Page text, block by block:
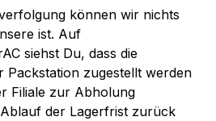
können wir nichts
ist. Auf
siehst Du, dass die
Packstation zugestellt werden
Filiale zur Abholung
der Lagerfrist zurück